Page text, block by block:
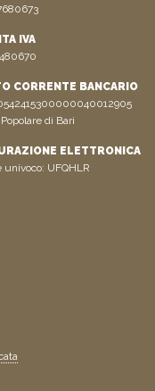
IVA
CORRENTE BANCARIO
di Bari
ELETTRONICA
univoco: UFQHLR